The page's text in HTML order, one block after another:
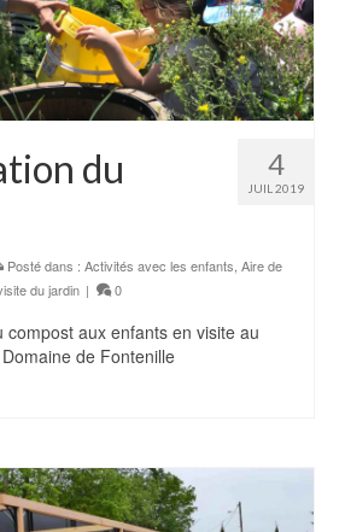
4
JUIL 2019
du
Posté dans : Activités avec les enfants Aire de
du jardin | 0
compost aux enfants en visite au
de Fontenille